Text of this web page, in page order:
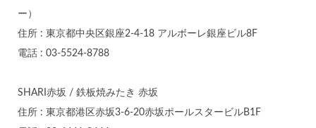
ー）
住所 : 東京都中央区銀座2-4-18 アルボーレ銀座ビル8F
電話 : 03-5524-8788
SHARI赤坂 / 鉄板焼みたき 赤坂
住所 : 東京都港区赤坂3-6-20赤坂ポールスタービルB1F